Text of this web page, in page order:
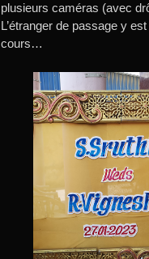
plusieurs caméras (avec
L’étranger de passage y
cours…